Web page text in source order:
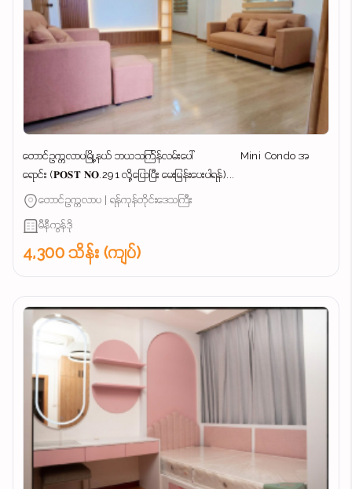
တောင်ဥက္ကလာပမြို့နယ် ဘယသင်္ကြန်လမ်းပေါ် Mini Condo အ
ရောင်း (𝐏𝐎𝐒𝐓 𝐍𝐎.291 လို့ပြောပြီး မေးမြန်းပေးပါရန်)...
တောင်ဥက္ကလာပ | ရန်ကုန်တိုင်းဒေသကြီး
မီနီကွန်ဒို
4,300 သိန်း (ကျပ်)